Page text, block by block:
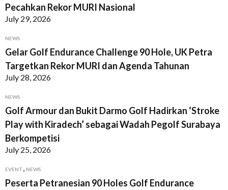
Pecahkan Rekor MURI Nasional
July 29, 2026
NEWS
Gelar Golf Endurance Challenge 90 Hole, UK Petra
Targetkan Rekor MURI dan Agenda Tahunan
July 28, 2026
NEWS
Golf Armour dan Bukit Darmo Golf Hadirkan ‘Stroke
Play with Kiradech’ sebagai Wadah Pegolf Surabaya
Berkompetisi
July 25, 2026
EVENT NEWS
Peserta Petranesian 90 Holes Golf Endurance